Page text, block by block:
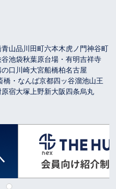
青山品川 田町六本木虎ノ門神谷町
谷池袋秋葉原台場・有明吉祥寺
の口 川崎大宮船橋柏名古屋
橋・なんば京都四ッ谷溜池山王
原宿大塚 上野新大阪四条烏丸